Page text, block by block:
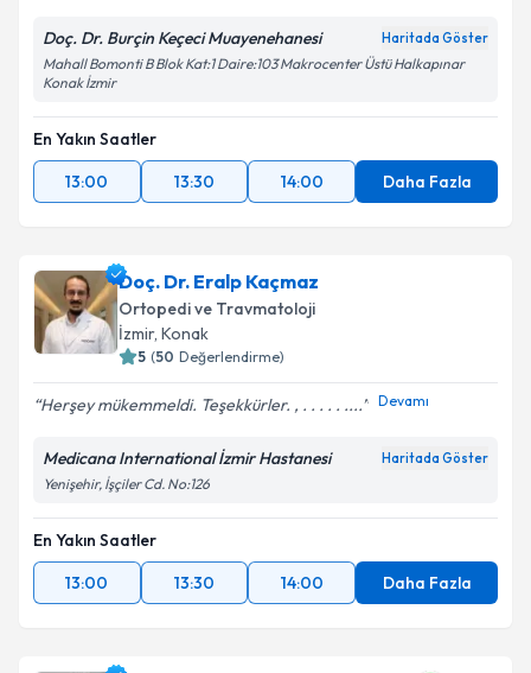
Doç. Dr. Burçin Keçeci Muayenehanesi Haritada Göster
Mahall Bomonti B Blok Kat:1 Daire:103 Makrocenter Üstü Halkapınar
Konak İzmir
En Yakın Saatler
13:00
13:30 14:00 Daha Fazla
Doç. Dr. Eralp Kaçmaz
Ortopedi ve Travmatoloji
İzmir, Konak
5 (50 Değerlendirme)
Herşey mükemmeldi. Teşekkürler. , . . . . . .... Devamı
Medicana International İzmir Hastanesi Haritada Göster
Yenişehir, İşçiler Cd. No:126
En Yakın Saatler
13:00
13:30 14:00 Daha Fazla